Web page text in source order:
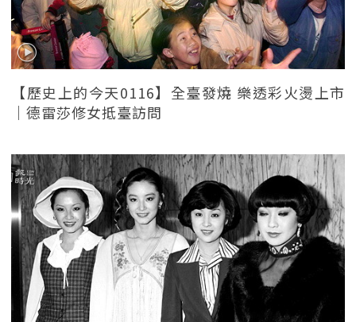
【歷史上的今天0116】全臺發燒 樂透彩火燙上市
｜德雷莎修女抵臺訪問